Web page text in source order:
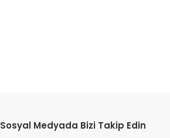
Sosyal Medyada Bizi Takip Edin